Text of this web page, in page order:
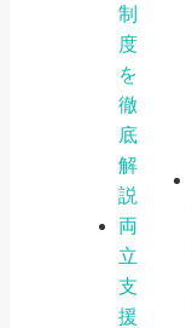
制
度
を
徹
底
解
説
両
立
支
援